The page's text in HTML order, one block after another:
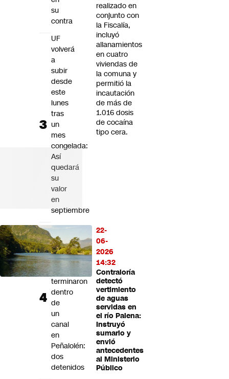
realizado en
conjunto con
la Fiscalía,
incluyó
allanamientos
en cuatro
viviendas de
la comuna y
permitió la
incautación
de más de
1.016 dosis
de cocaína
tipo cera.
22-
06-
2026
14:32
Contraloría
detectó
vertimiento
de aguas
servidas en
el río Palena:
Instruyó
sumario y
envió
antecedentes
al Ministerio
Público
su
contra
UF
volverá
a
subir
desde
este
lunes
tras
un
mes
congelada:
Así
quedará
su
valor
en
septiembre
Intentaron
atropellar
a
carabineros
y
terminaron
dentro
de
un
canal
en
Peñalolén:
dos
detenidos